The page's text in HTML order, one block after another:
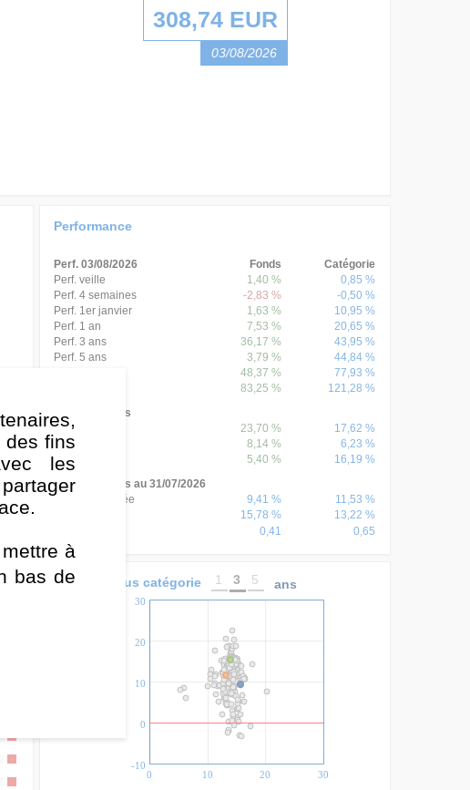
308,74 EUR
03/08/2026
Performance
Perf. 03/08/2026 Fonds
Catégorie
Perf. veille
1,40 %
0,85 %
Perf. 4 semaines
-2,83 %
-0,50 %
Perf. 1er janvier
1,63 %
10,95 %
Perf. 1 an
7,53 %
20,65 %
Perf. 3 ans
36,17 %
43,95 %
Perf. 5 ans
3,79 %
44,84 %
48,37 %
77,93 %
83,25 %
121,28 %
Perf. annuelles
Perf. 2025
23,70 %
17,62 %
Perf. 2024
8,14 %
6,23 %
Perf. 2023
5,40 %
16,19 %
Données 3 ans au 31/07/2026
Perf. annualisée
9,41 %
11,53 %
15,78 %
13,22 %
0,41 0,65
Fonds versus catégorie 1 3 5 ans
-10
0
10
20
30
0 10 20 30
des fins
les
à
bas de